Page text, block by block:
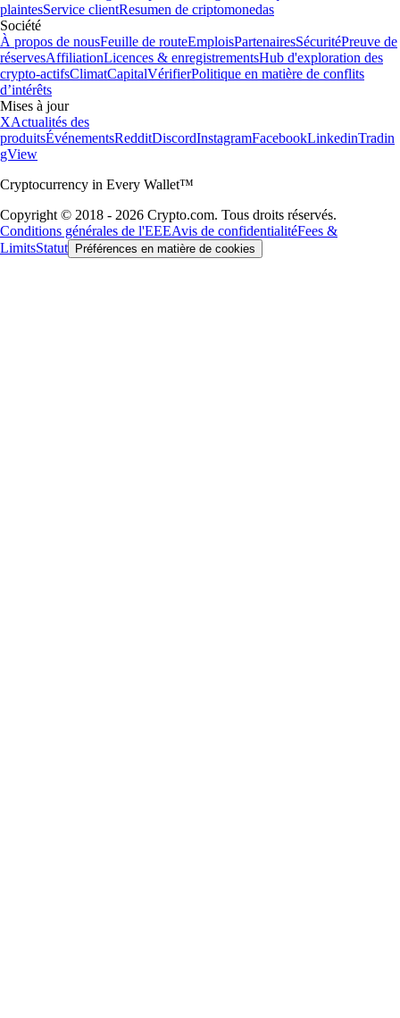
plaintesService clientResumen de criptomonedas
Société
À propos de nousFeuille de routeEmploisPartenairesSécuritéPreuve de
réservesAffiliationLicences & enregistrementsHub d'exploration des
crypto-actifsClimatCapitalVérifierPolitique en matière de conflits
d’intérêts
Mises à jour
XActualités des
produitsÉvénementsRedditDiscordInstagramFacebookLinkedinTradin
gView
Cryptocurrency in Every Wallet™
Copyright © 2018 - 2026 Crypto.com. Tous droits réservés.
Conditions générales de l'EEEAvis de confidentialitéFees &
LimitsStatut Préférences en matière de cookies